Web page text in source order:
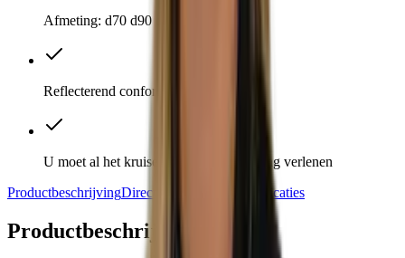
Afmeting: d70 d90 d110
Reflecterend conform eisen
U moet al het kruisende verkeer voorrang verlenen
ProductbeschrijvingDirect meebestellen Specificaties
Productbeschrijving